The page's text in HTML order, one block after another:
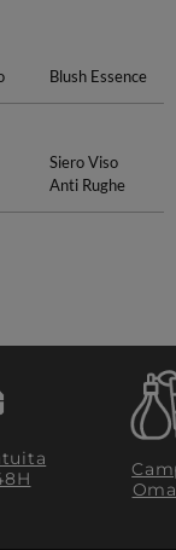
Blush Essence
Siero Viso
Anti Rughe